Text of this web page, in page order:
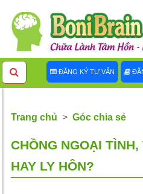
ĐĂNG KÝ TƯ VẤN
Trang chủ Góc chia sẻ
CHỒNG NGOẠI
HAY LY HÔN?